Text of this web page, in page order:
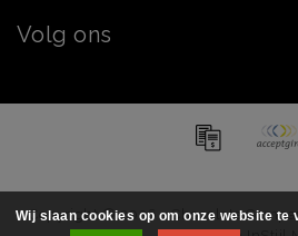
Volg ons
Copyright © 2026 - Chocolate
Wij slaan cookies op om onze website